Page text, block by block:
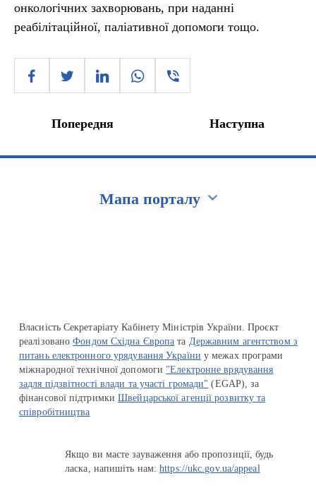
онкологічних захворювань, при наданні
реабілітаційної, паліативної допомоги тощо.
Попередня Наступна
Мапа порталу
Власність Секретаріату Кабінету Міністрів України. Проєкт
реалізованоФондом Східна Європа та Державним агентством з
питань електронного урядування України у межах програми
міжнародної технічної допомоги "Електронне врядування
задля підзвітності влади та участі громади" (EGAP), за
фінансової підтримкиШвейцарської агенції розвитку та
співробітництва
Якщо ви маєте зауваження або пропозиції, будь
ласка, напишіть нам:https://ukc.gov.ua/appeal